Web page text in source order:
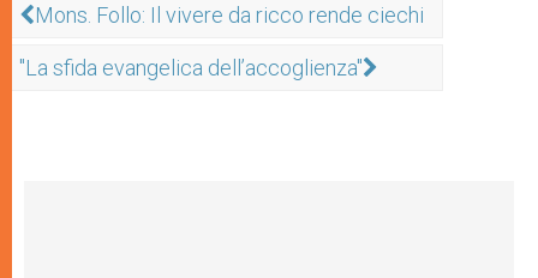
Mons. Follo: Il vivere da ricco rende ciechi
"La sfida evangelica dell’accoglienza"